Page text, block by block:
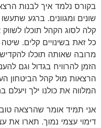
בקורס נלמד איך לבנות
שונים ומגוונים. ברגע
קלה לסוג הקהל תוכלו
כל זאת בשינויים קלים.
מרובה שאותה תוכלו
הזמן להרוויח בגדול וגם
הרצאות מול קהל הביטחון
המלווה את כולנו ילך ויעלם
אני תמיד אומר שהרצאה
דימוי עצמי נמוך. תארו את